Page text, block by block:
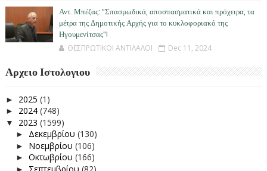
Αντ. Μπέζας: "Σπασμωδικά, αποσπασματικά και πρόχειρα, τα
μέτρα της Δημοτικής Αρχής για το κυκλοφοριακό της
Ηγουμενίτσας"!
ΘΕΣΠΡΩΤΙΚΟΙ ΑΝΤΙΛΑΛΟΙ Dec 11, 2024
Αρχειο Ιστολογιου
► 2025 (1)
► 2024 (748)
▼ 2023 (1599)
► Δεκεμβρίου (130)
► Νοεμβρίου (106)
► Οκτωβρίου (166)
► Σεπτεμβρίου (82)